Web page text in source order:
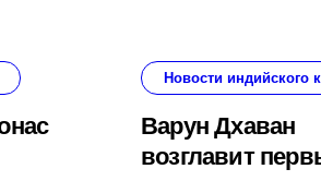
Новости индийского
Варун Дхаван
возглавит